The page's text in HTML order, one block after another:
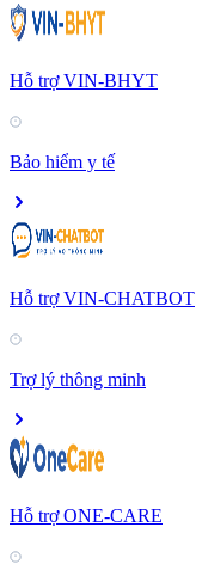
Hỗ trợ VIN-BHYT
Bảo hiểm y tế
Hỗ trợ VIN-CHATBOT
Trợ lý thông minh
Hỗ trợ ONE-CARE